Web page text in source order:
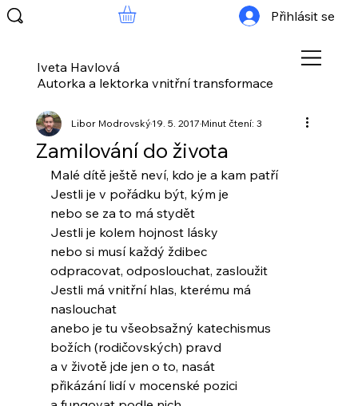
Iveta Havlová
Autorka a lektorka vnitřní transformace
Přihlásit se
Zamilování do života
Libor Modrovský19. 5. 2017Minut čtení: 3
Malé dítě ještě neví, kdo je a kam patří
Jestli je v pořádku být, kým je
nebo se za to má stydět
Jestli je kolem hojnost lásky
nebo si musí každý ždibec
odpracovat, odposlouchat, zasloužit
Jestli má vnitřní hlas, kterému má
naslouchat
anebo je tu všeobsažný katechismus
božích (rodičovských) pravd
a v životě jde jen o to, nasát
přikázání lidí v mocenské pozici